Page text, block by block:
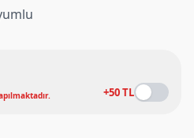
+50 TL